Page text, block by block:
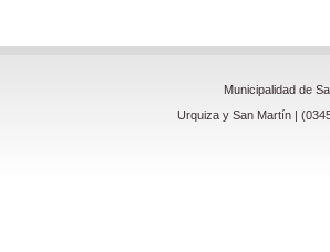
Municipalidad de
Urquiza y San Martín |